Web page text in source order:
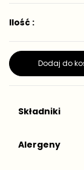
j
d
o
t
k
n
r
e
u
a
Ilość :
Dodaj do
Składniki
Alergeny